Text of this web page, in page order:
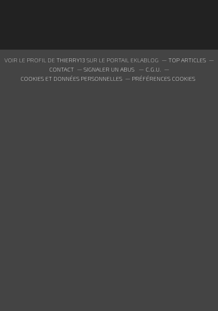
VOIR LE PROFIL DE THIERRY13 SUR LE PORTAIL EKLABLOG
TOP ARTICLES
CONTACT
SIGNALER UN ABUS
C.G.U.
COOKIES ET DONNÉES PERSONNELLES
PRÉFÉRENCES COOKIES